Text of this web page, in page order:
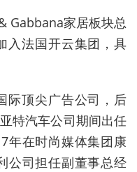
Gabbana家居板块总
入法国开云集团，具
际顶尖广告公司，后
特汽车公司期间出任
年在时尚媒体集团康
公司担任副董事总经